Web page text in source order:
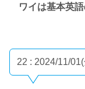
ワイは基本英
22 : 2024/11/